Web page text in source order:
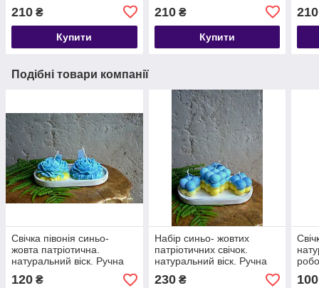
210 ₴
Купити
210₴
Купити
210
Подібні товари компанії
Свічка півонія синьо-
жовта патріотична.
натуральний віск. Ручна
робота
120 ₴
Набір синьо- жовтих
патріотичних свічок.
натуральний віск. Ручна
робота
230₴ 100